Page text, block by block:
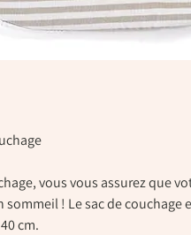
vous vous assurez que
! Le sac de couchage
cm.